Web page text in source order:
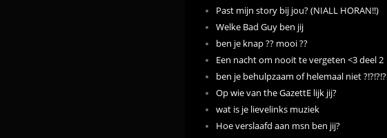
Past mijn story bij jou? (NIALL HORAN!!)
Welke Bad Guy ben jij
ben je knap ?? mooi ??
Een nacht om nooit te vergeten <3 deel 2
ben je behulpzaam of helemaal niet ?!?!?!?
Op wie van the GazettE lijk jij?
wat is je lievelinks muziek
Hoe verslaafd aan msn ben jij?